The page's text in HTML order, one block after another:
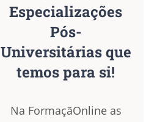
Especializações
Pós-
Universitárias que
temos para si!
Na FormaçãOnline as